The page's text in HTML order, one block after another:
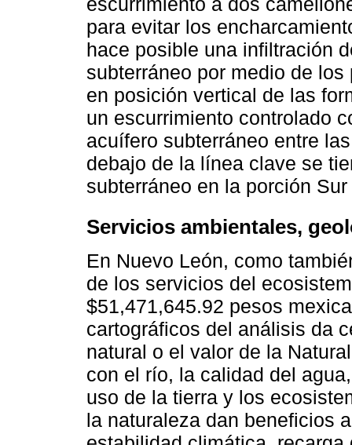
para evitar los
hace posible una infiltración
subterráneo por medio de
en posición vertical de las
un escurrimiento controlado
acuífero subterráneo entre
debajo de la línea clave se
subterráneo en la porción
Servicios ambientales,
En Nuevo León, como
de los servicios del
$51,471,645.92 pesos
cartográficos del análisis da
natural o el valor de la
con el río, la calidad del
uso de la tierra y los
la naturaleza dan beneficios